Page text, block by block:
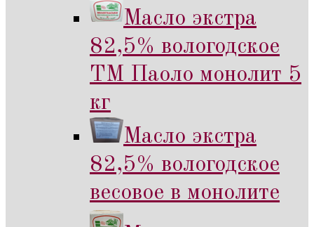
Масло экстра
82,5% вологодское
ТМ Паоло монолит 5
кг
Масло экстра
82,5% вологодское
весовое в монолите